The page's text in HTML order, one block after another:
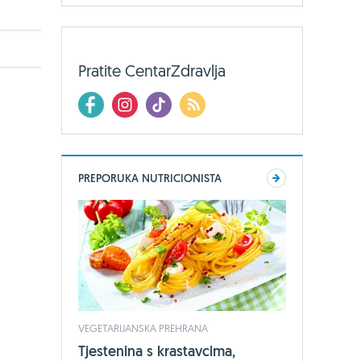
Pratite CentarZdravlja
PREPORUKA NUTRICIONISTA
VEGETARIJANSKA PREHRANA
Tjestenina s krastavcima,